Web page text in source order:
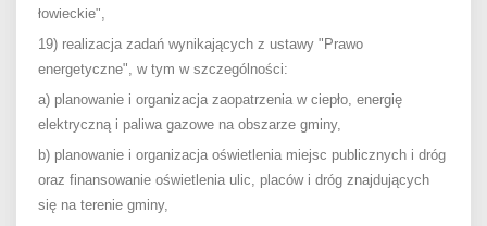
łowieckie",
19) realizacja zadań wynikających z ustawy "Prawo
energetyczne", w tym w szczególności:
a) planowanie i organizacja zaopatrzenia w ciepło, energię
elektryczną i paliwa gazowe na obszarze gminy,
b) planowanie i organizacja oświetlenia miejsc publicznych i dróg
oraz finansowanie oświetlenia ulic, placów i dróg znajdujących
się na terenie gminy,